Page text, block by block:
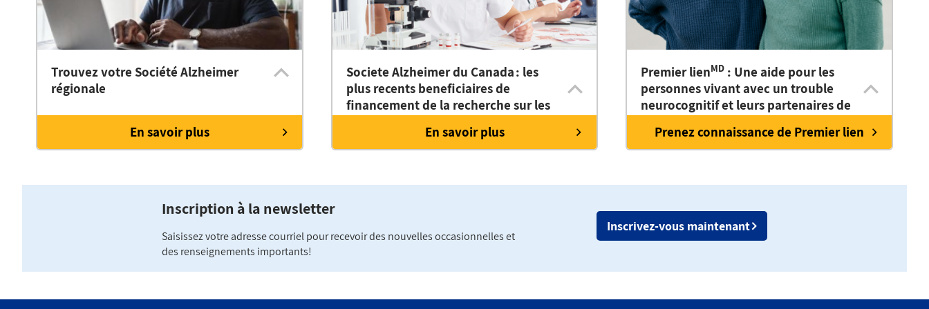
Trouvez votre Société Alzheimer
régionale
En savoir plus
Societe Alzheimer du Canada : les
plus recents beneficiaires de
financement de la recherche sur les
En savoir plus
Premier lienMD : Une aide pour les
personnes vivant avec un trouble
neurocognitif et leurs partenaires de
Prenez connaissance de Premier lien
Inscription à la newsletter
Saisissez votre adresse courriel pour recevoir des nouvelles occasionnelles et
des renseignements importants!
Inscrivez-vous maintenant